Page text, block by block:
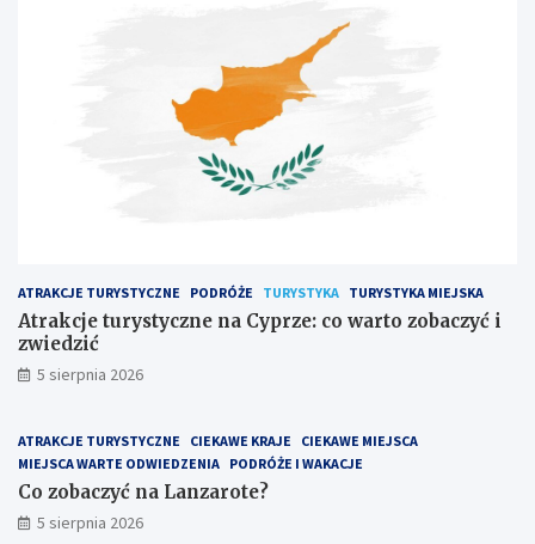
ATRAKCJE TURYSTYCZNE PODRÓŻE TURYSTYKA TURYSTYKA MIEJSKA
Atrakcje turystyczne na Cyprze: co warto zobaczyć i
zwiedzić
5 sierpnia 2026
ATRAKCJE TURYSTYCZNE CIEKAWE KRAJE
CIEKAWE MIEJSCA
MIEJSCA WARTE ODWIEDZENIA PODRÓŻE I WAKACJE
Co zobaczyć na Lanzarote?
5 sierpnia 2026